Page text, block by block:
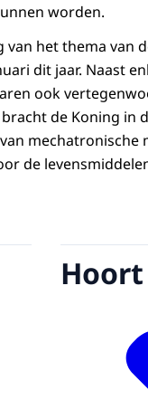
worden.
het thema van
dit jaar. Naast
ook
de Koning in
mechatronische
de